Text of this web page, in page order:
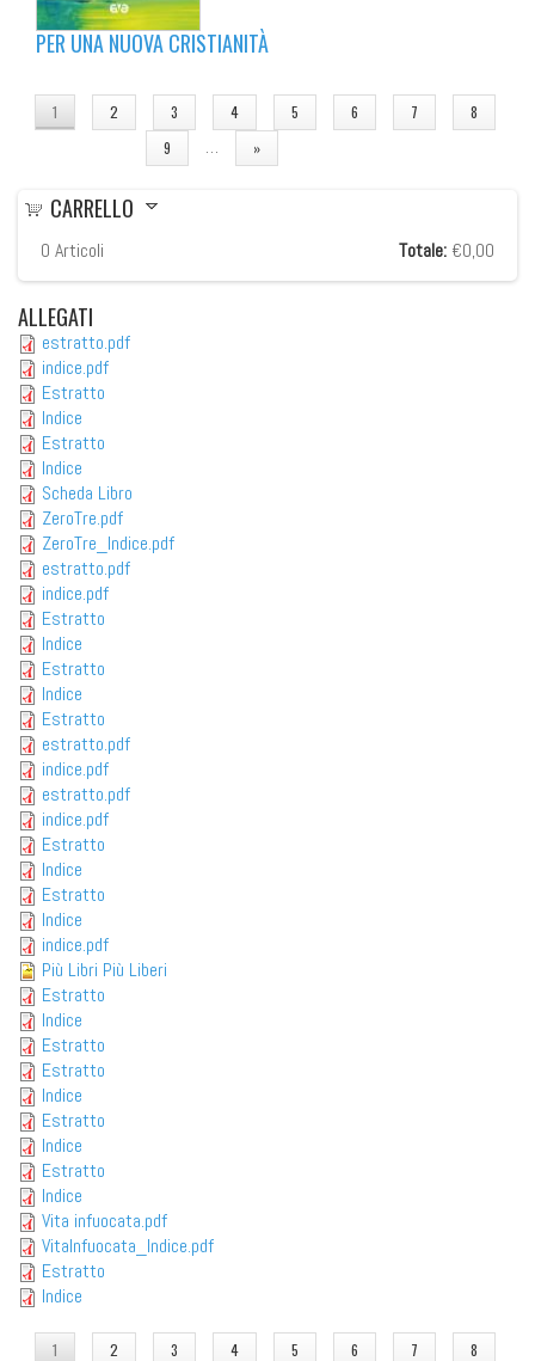
PER UNA NUOVA CRISTIANITÀ
PAGINE
1 2 3 4 5 6 7
8
9
… »
CARRELLO
0 Articoli Totale: €0,00
ALLEGATI
estratto.pdf
indice.pdf
Estratto
Indice
Estratto
Indice
Scheda Libro
ZeroTre.pdf
ZeroTre_Indice.pdf
estratto.pdf
indice.pdf
Estratto
Indice
Estratto
Indice
Estratto
estratto.pdf
indice.pdf
estratto.pdf
indice.pdf
Estratto
Indice
Estratto
Indice
indice.pdf
Più Libri Più Liberi
Estratto
Indice
Estratto
Estratto
Indice
Estratto
Indice
Estratto
Indice
Vita infuocata.pdf
VitaInfuocata_Indice.pdf
Estratto
Indice
PAGINE
1 2 3 4 5 6 7
8